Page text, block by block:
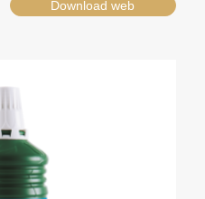
Download web